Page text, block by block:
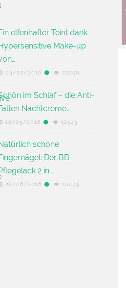
elfenhafter Teint dank
Make-up
03/02/2016 22290
im Schlaf – die Anti-
Nachtcreme…
12/05/2016 12543
schöne
Der BB-
2 in…
22/06/2016 10479